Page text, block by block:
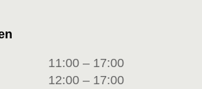
11:00 – 17:00
12:00 – 17:00